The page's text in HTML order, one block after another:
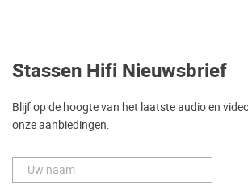
Stassen Hifi Nieuwsbrief
Blijf op de hoogte van het laatste audio en
onze aanbiedingen.